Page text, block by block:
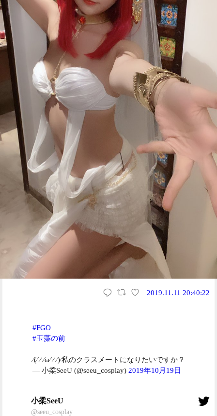
2019.11.11 20:40:22
#FGO
#玉藻の前
⁄(⁄ ⁄ ⁄ω⁄ ⁄ ⁄)⁄私のクラスメートになりたいですか？
— 小柔SeeU (@seeu_cosplay) 2019年10月19日
小柔SeeU
@seeu_cosplay